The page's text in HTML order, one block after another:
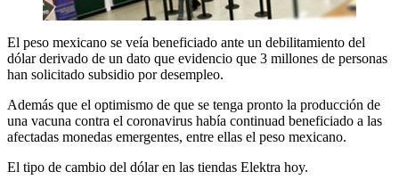
El peso mexicano se veía beneficiado ante un debilitamiento del
dólar derivado de un dato que evidencio que 3 millones de personas
han solicitado subsidio por desempleo.
Además que el optimismo de que se tenga pronto la producción de
una vacuna contra el coronavirus había continuad beneficiado a las
afectadas monedas emergentes, entre ellas el peso mexicano.
El tipo de cambio del dólar en las tiendas Elektra hoy.